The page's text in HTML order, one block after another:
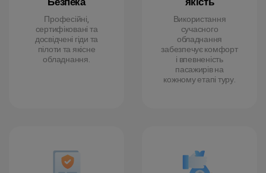
Професійні,
сертифіковані та
досвідчені гіди та
пілоти та якісне
обладнання.
Використання
сучасного
обладнання
забезпечує комфорт
і впевненість
пасажирів на
кожному етапі туру.